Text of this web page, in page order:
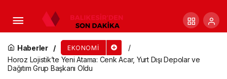
Haberler EKONOMI
Horoz Lojistik’te Yeni Atama: Cenk Acar, Yurt Dışı Depolar ve
Dağıtım Grup Başkanı Oldu
Konaklı Atıksu Arıtma Tesisi’ne 200 Milyon TL’lik
modernizasyon yatırımı